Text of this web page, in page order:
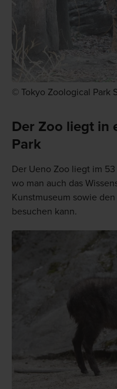
© Tokyo Zoological Park
Der Zoo liegt in
Park
Der Ueno Zoo liegt im
wo man auch das
Kunstmuseum sowie
besuchen kann.